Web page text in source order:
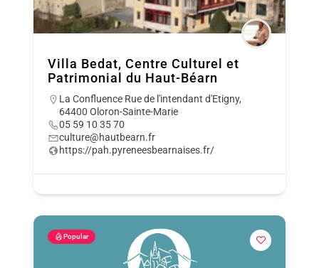
Villa Bedat, Centre Culturel et
Patrimonial du Haut-Béarn
La Confluence Rue de l'intendant d'Etigny,
64400 Oloron-Sainte-Marie
05 59 10 35 70
culture@hautbearn.fr
https://pah.pyreneesbearnaises.fr/
Popular